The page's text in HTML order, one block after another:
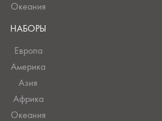
Океания
НАБОРЫ
Европа
Америка
Азия
Африка
Океания